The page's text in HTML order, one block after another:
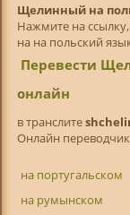
Щелинный на
Нажмите на
на на польский
Перевести
онлайн
в транслитe
Онлайн
на португальском
на румынском